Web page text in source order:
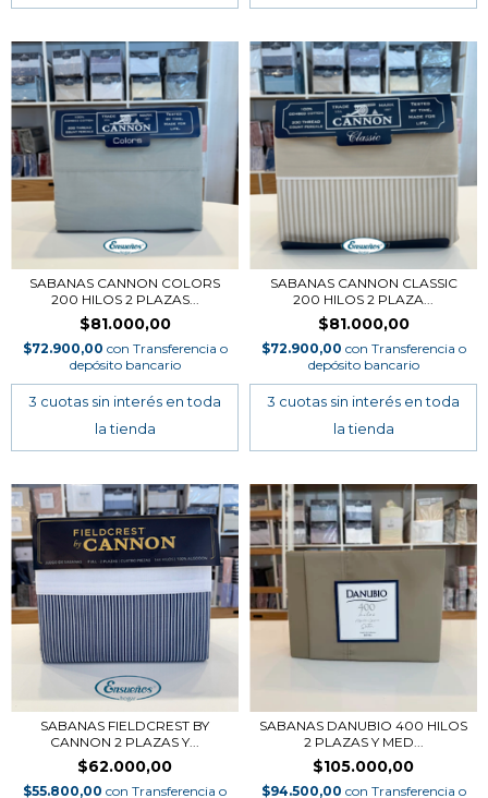
SABANAS CANNON COLORS
200 HILOS 2 PLAZAS...
$81.000,00
$72.900,00 con Transferencia o
depósito bancario
SABANAS CANNON CLASSIC
200 HILOS 2 PLAZA...
$81.000,00
$72.900,00 con Transferencia o
depósito bancario
SABANAS FIELDCREST BY
CANNON 2 PLAZAS Y...
$62.000,00
$55.800,00 con Transferencia o
SABANAS DANUBIO 400 HILOS
2 PLAZAS Y MED...
$105.000,00
$94.500,00 con Transferencia o